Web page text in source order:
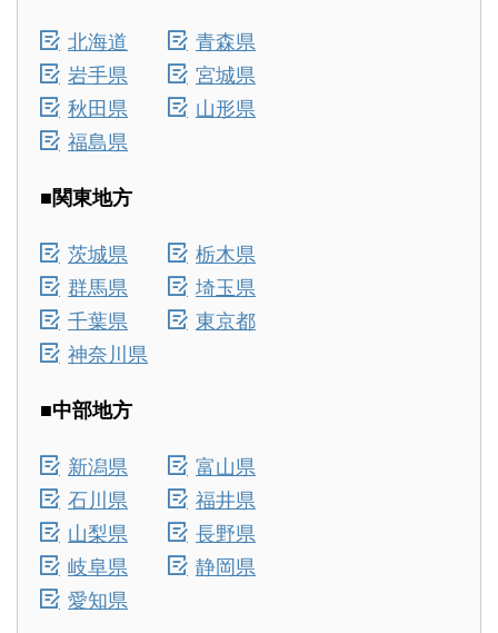
北海道
青森県
岩手県
宮城県
秋田県
山形県
福島県
■関東地方
茨城県
栃木県
群馬県
埼玉県
千葉県
東京都
神奈川県
■中部地方
新潟県
富山県
石川県
福井県
山梨県
長野県
岐阜県
静岡県
愛知県